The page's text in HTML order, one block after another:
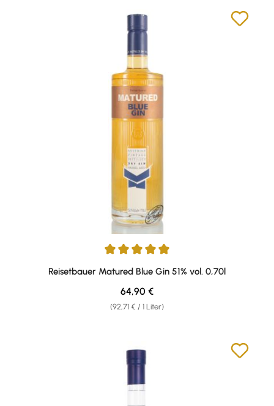
Durchschnittliche Bewertung von 5 von 5 Sternen
Reisetbauer Matured Blue Gin 51% vol. 0,70l
(92,71 € / 1 Liter)
Regulärer Preis:
64,90 €